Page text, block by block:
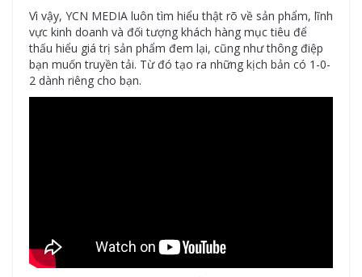
Vì vậy, YCN MEDIA luôn tìm hiểu thật rõ về sản phẩm, lĩnh
vực kinh doanh và đối tượng khách hàng mục tiêu để
thấu hiểu giá trị sản phẩm đem lại, cũng như thông điệp
bạn muốn truyền tải. Từ đó tạo ra những kịch bản có 1-0-
2 dành riêng cho bạn.